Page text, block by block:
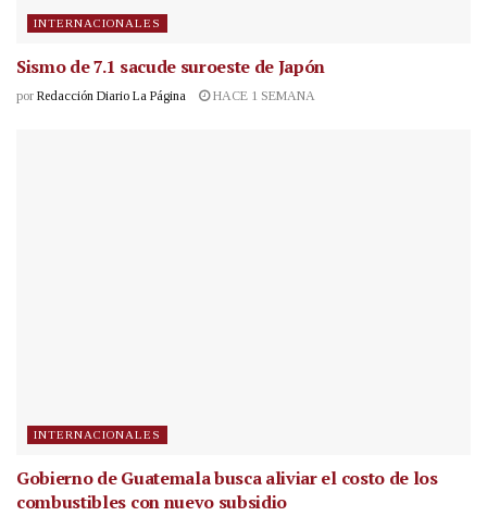
INTERNACIONALES
Sismo de 7.1 sacude suroeste de Japón
por Redacción Diario La Página HACE 1 SEMANA
INTERNACIONALES
Gobierno de Guatemala busca aliviar el costo de los
combustibles con nuevo subsidio